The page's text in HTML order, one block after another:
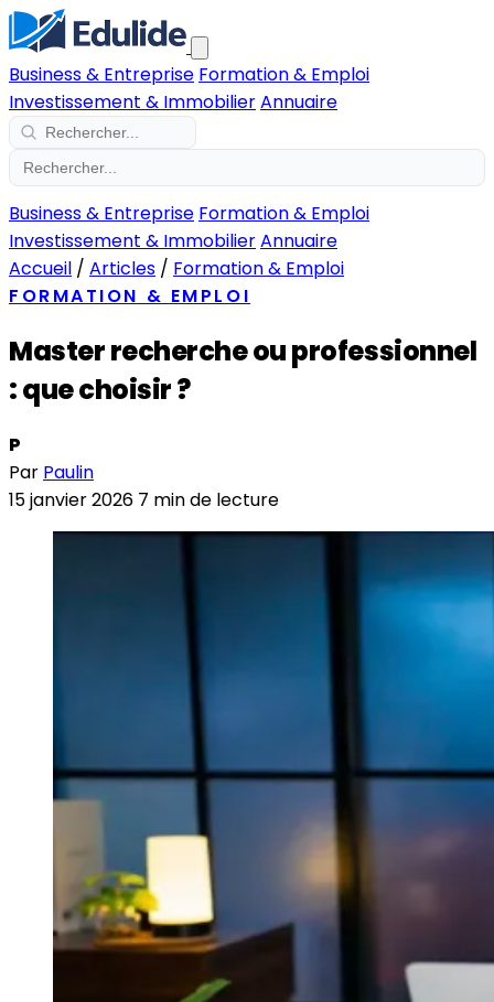
Business & Entreprise Formation & Emploi
Investissement & ImmobilierAnnuaire
Business & Entreprise Formation & Emploi
Investissement & ImmobilierAnnuaire
Accueil / Articles / Formation & Emploi
FORMATION & EMPLOI
Master recherche ou professionnel
: que choisir ?
P
Par Paulin
15 janvier 2026 7 min de lecture